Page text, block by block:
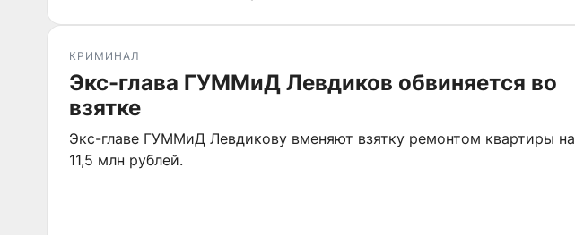
КРИМИНАЛ
Экс-глава ГУММиД Левдиков обвиняется во
взятке
Экс-главе ГУММиД Левдикову вменяют взятку ремонтом квартиры на
11,5 млн рублей.